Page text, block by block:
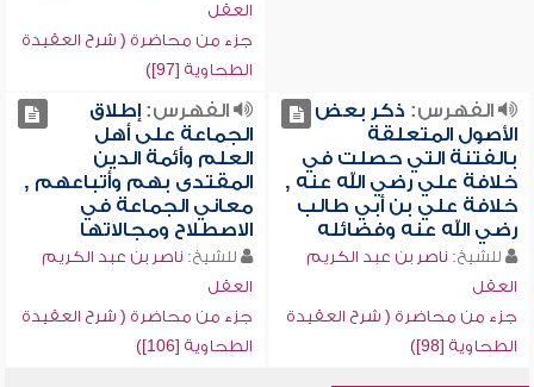
العقل
جزء من محاضرة ( شرح العقيدة
الطحاوية [97])
الفهرس: ذكر بعض
الأصول المتعلقة
بالفتنة التي حصلت في
خلافة علي رضي الله عنه ,
خلافة علي بن أبي طالب
رضي الله عنه وفضائله
للشيخ: ناصر بن عبد الكريم
العقل
جزء من محاضرة ( شرح العقيدة
الطحاوية [98])
الفهرس:إطلاق
الجماعة على أهل
العلم وأئمة الدين
المقتدى بهم وأتباعهم ,
معاني الجماعة في
الاصطلاح ومجالاتها
للشيخ: ناصر بن عبد الكريم
العقل
جزء من محاضرة ( شرح العقيدة
الطحاوية [106])